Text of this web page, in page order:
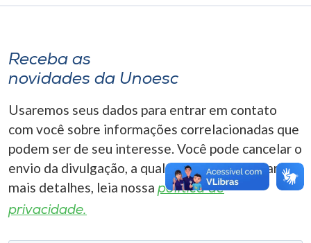
A-
Receba as
novidades da Unoesc
Usaremos seus dados para entrar em contato
com você sobre informações correlacionadas que
podem ser de seu interesse. Você pode cancelar o
envio da divulgação, a qualquer momento. Para
mais detalhes, leia nossa política de
privacidade.